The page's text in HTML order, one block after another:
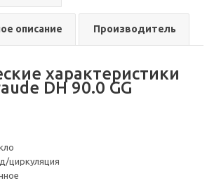
описание Производитель
характеристики
DH 90.0 GG
циркуляция